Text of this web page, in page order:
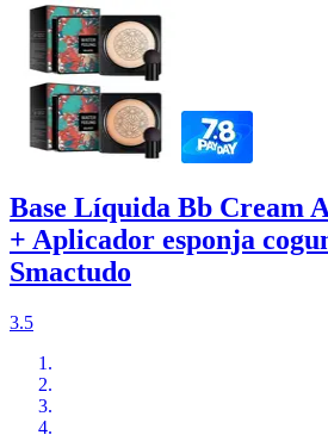
Base Líquida Bb Cream
+ Aplicador esponja
Smactudo
3.5